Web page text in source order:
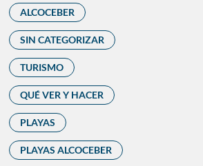
ALCOCEBER
SIN CATEGORIZAR
TURISMO
QUÉ VER Y HACER
PLAYAS
PLAYAS ALCOCEBER